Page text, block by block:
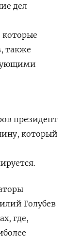
дел
также
президент
который
Голубев
где,